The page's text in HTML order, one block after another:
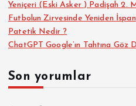
Yeniçeri (Eski Asker ) Padişah 2.
Futbolun Zirvesinde Yeniden
Patetik Nedir ?
ChatGPT Google’ın Tahtına Göz
Son yorumlar